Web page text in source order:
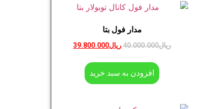
مدار فول بتا
ریال40.000.000 ریال39.800.000
افزودن به سبد خرید